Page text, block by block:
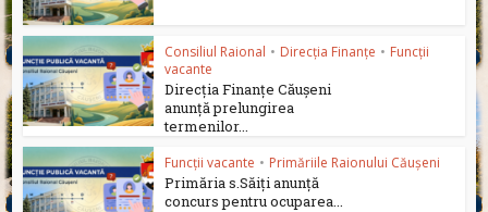
Consiliul Raional • Direcția Finanțe • Funcții
vacante
Direcția Finanțe Căușeni
anunță prelungirea
termenilor...
Funcții vacante • Primăriile Raionului Căușeni
Primăria s.Săiți anunță
concurs pentru ocuparea...